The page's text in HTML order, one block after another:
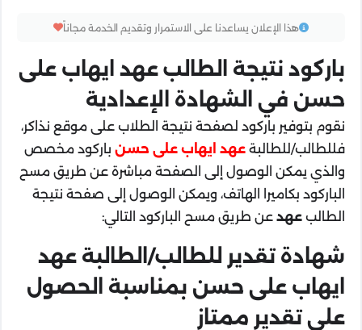
هذا الإعلان يساعدنا على الاستمرار وتقديم الخدمة مجاناً
باركود نتيجة الطالب عهد ايهاب على
حسن في الشهادة الإعدادية
نقوم بتوفير باركود لصفحة نتيجة الطلاب على موقع نذاكر،
فللطالب/للطالبةعهد ايهاب على حسن باركود مخصص
والذي يمكن الوصول إلى الصفحة مباشرة عن طريق مسح
الباركود بكاميرا الهاتف، ويمكن الوصول إلى صفحة نتيجة
الطالبعهد عن طريق مسح الباركود التالي:
شهادة تقدير للطالب/الطالبة عهد
ايهاب على حسن بمناسبة الحصول
على تقدير ممتاز